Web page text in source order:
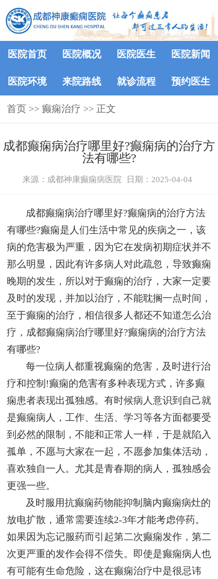
医院首页 医院概况 医院医生 医院新闻
医院环境 来院路线 就诊流程 预约医生
首页 >> 癫痫治疗 >> 正文
成都癫痫病治疗哪里好?癫痫病的治疗方
法有哪些?
来源：成都神康癫痫病医院 日期：2025-04-04
成都癫痫病治疗哪里好?癫痫病的治疗方法
有哪些?癫痫是人们生活中常见的疾病之一，该
病的危害极为严重，因为它在发病初期症状并不
那么明显，因此有许多病人对此疏忽，导致癫痫
晚期的发生，所以对于癫痫的治疗，大家一定要
及时的发现，并加以治疗，不能耽搁一点时间，
至于癫痫的治疗，相信很多人都还不知道怎么治
疗，成都癫痫病治疗哪里好?癫痫病的治疗方法
有哪些?
每一位病人都重视癫痫的危害，及时进行治
疗和控制!癫痫的危害有多种表现方式，许多癫
痫患者表现出孤独感。有时候病人意识到自己就
是癫痫病人，工作、生活、学习等各方面都要受
到必然的限制，不能和正常人一样，于是就陷入
孤单，不愿与大家在一起，不愿参加集体活动，
喜欢独自一人。尤其是青春期的病人，孤独感会
更强一些。
及时服用抗癫痫药物能抑制脑内癫痫病灶的
放电扩散，通常需要连续2-3年才能考虑停药。
如果因为忘记服药而引起第二次癫痫发作，第二
次更严重的发作会得不偿失。即使是癫痫病人也
有可能有生命危险，这在癫痫治疗中是很忌讳